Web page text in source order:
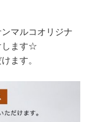
マルコオリジナ
します☆
ます。